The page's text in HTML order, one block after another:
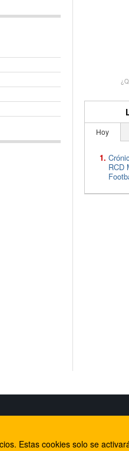
Hoy
RCD
Rural Mallorca
Estas cookies solo se